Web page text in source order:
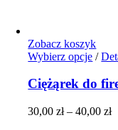
Zobacz koszyk
Wybierz opcje Ten
ma
/
Ciężąrek do
30,00zł – 40,00zł